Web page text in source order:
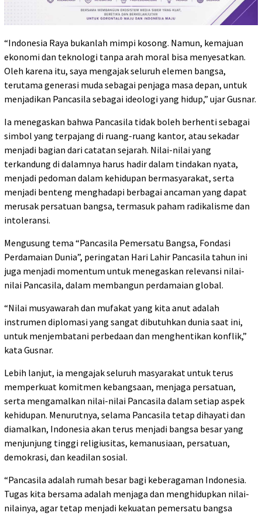
“Indonesia Raya bukanlah mimpi kosong. Namun, kemajuan
ekonomi dan teknologi tanpa arah moral bisa menyesatkan.
Oleh karena itu, saya mengajak seluruh elemen bangsa,
terutama generasi muda sebagai penjaga masa depan, untuk
menjadikan Pancasila sebagai ideologi yang hidup,” ujar Gusnar.
Ia menegaskan bahwa Pancasila tidak boleh berhenti sebagai
simbol yang terpajang di ruang-ruang kantor, atau sekadar
menjadi bagian dari catatan sejarah. Nilai-nilai yang
terkandung di dalamnya harus hadir dalam tindakan nyata,
menjadi pedoman dalam kehidupan bermasyarakat, serta
menjadi benteng menghadapi berbagai ancaman yang dapat
merusak persatuan bangsa, termasuk paham radikalisme dan
intoleransi.
Mengusung tema “Pancasila Pemersatu Bangsa, Fondasi
Perdamaian Dunia”, peringatan Hari Lahir Pancasila tahun ini
juga menjadi momentum untuk menegaskan relevansi nilai-
nilai Pancasila, dalam membangun perdamaian global.
“Nilai musyawarah dan mufakat yang kita anut adalah
instrumen diplomasi yang sangat dibutuhkan dunia saat ini,
untuk menjembatani perbedaan dan menghentikan konflik,”
kata Gusnar.
Lebih lanjut, ia mengajak seluruh masyarakat untuk terus
memperkuat komitmen kebangsaan, menjaga persatuan,
serta mengamalkan nilai-nilai Pancasila dalam setiap aspek
kehidupan. Menurutnya, selama Pancasila tetap dihayati dan
diamalkan, Indonesia akan terus menjadi bangsa besar yang
menjunjung tinggi religiusitas, kemanusiaan, persatuan,
demokrasi, dan keadilan sosial.
“Pancasila adalah rumah besar bagi keberagaman Indonesia.
Tugas kita bersama adalah menjaga dan menghidupkan nilai-
nilainya, agar tetap menjadi kekuatan pemersatu bangsa